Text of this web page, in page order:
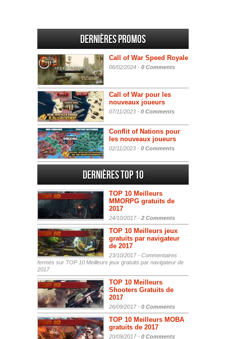
Dernières promos
Call of War Speed Royale
06/02/2024 - 0 Comments
Call of War pour les
nouveaux joueurs
07/11/2023 - 0 Comments
Conflit of Nations pour
les nouveaux joueurs
02/11/2023 - 0 Comments
Dernières Top 10
TOP 10 Meilleurs
MMORPG gratuits de
2017
24/10/2017 - 2 Comments
TOP 10 Meilleurs jeux
gratuits par navigateur
de 2017
23/10/2017 - Commentaires
fermés sur TOP 10 Meilleurs jeux gratuits par navigateur de
2017
TOP 10 Meilleurs
Shooters Gratuits de
2017
26/09/2017 - 0 Comments
TOP 10 Meilleurs MOBA
gratuits de 2017
20/09/2017 - 0 Comments